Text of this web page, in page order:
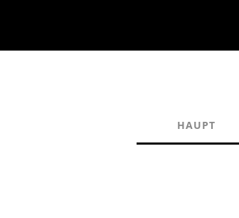
HAUPT